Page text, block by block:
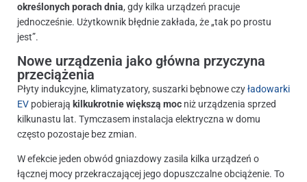
określonych porach dnia, gdy kilka urządzeń pracuje
jednocześnie. Użytkownik błędnie zakłada, że „tak po prostu
jest”.
Nowe urządzenia jako główna przyczyna
przeciążenia
Płyty indukcyjne, klimatyzatory, suszarki bębnowe czyładowarki
EV pobierają kilkukrotnie większą moc niż urządzenia sprzed
kilkunastu lat. Tymczasem instalacja elektryczna w domu
często pozostaje bez zmian.
W efekcie jeden obwód gniazdowy zasila kilka urządzeń o
łącznej mocy przekraczającej jego dopuszczalne obciążenie. To